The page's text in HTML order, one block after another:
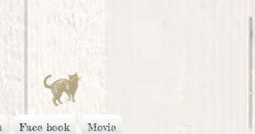
Face book Movie